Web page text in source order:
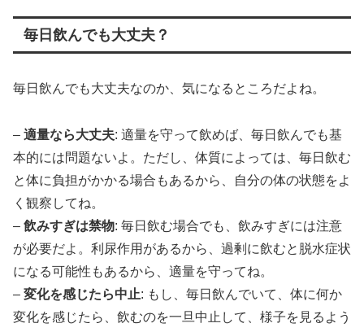
毎日飲んでも大丈夫？
毎日飲んでも大丈夫なのか、気になるところだよね。
– 適量なら大丈夫: 適量を守って飲めば、毎日飲んでも基
本的には問題ないよ。ただし、体質によっては、毎日飲む
と体に負担がかかる場合もあるから、自分の体の状態をよ
く観察してね。
– 飲みすぎは禁物: 毎日飲む場合でも、飲みすぎには注意
が必要だよ。利尿作用があるから、過剰に飲むと脱水症状
になる可能性もあるから、適量を守ってね。
– 変化を感じたら中止: もし、毎日飲んでいて、体に何か
変化を感じたら、飲むのを一旦中止して、様子を見るよう